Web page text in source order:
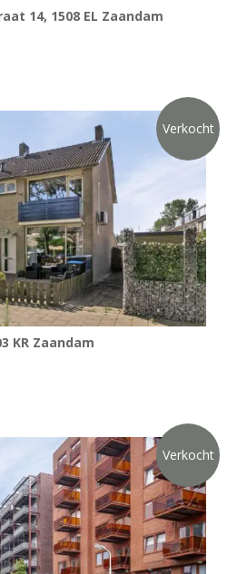
14, 1508 EL Zaandam
Verkocht
KR Zaandam
Verkocht